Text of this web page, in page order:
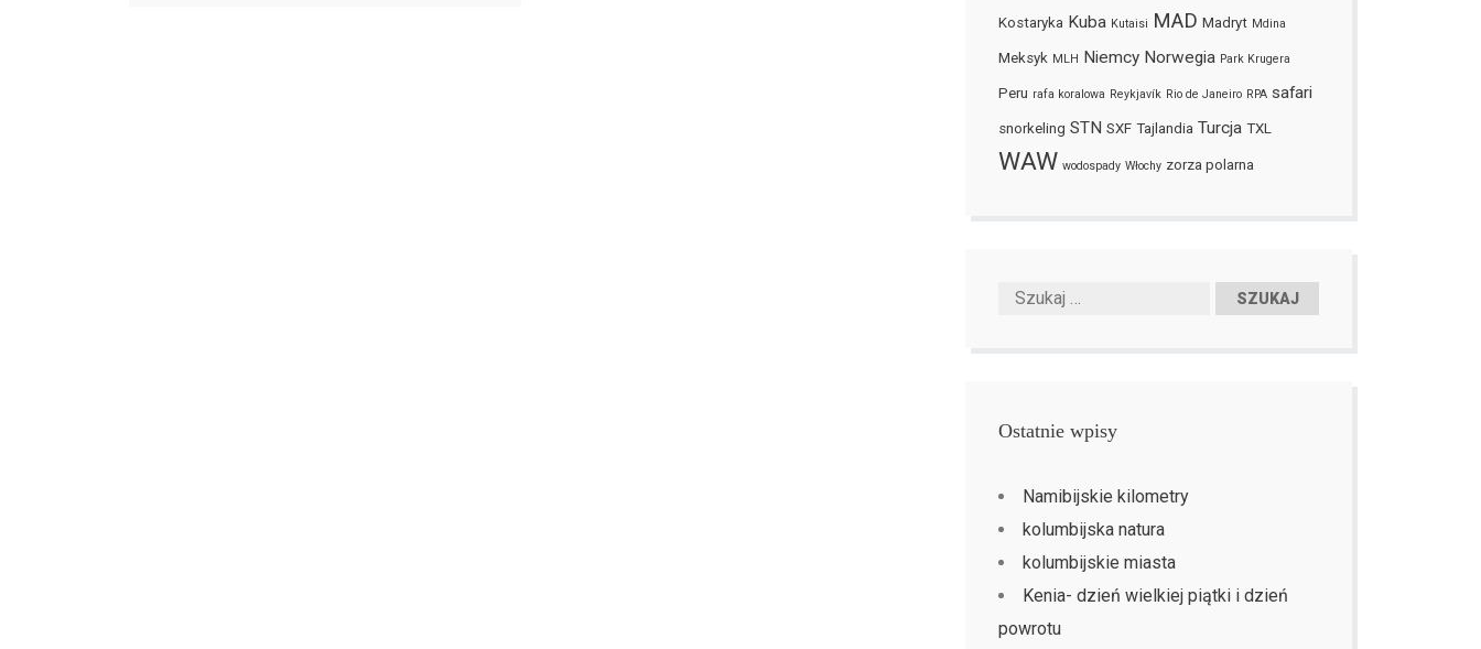
Kostaryka Kuba Kutaisi MAD Madryt Mdina
Meksyk MLH Niemcy Norwegia Park Krugera
Peru rafa koralowa Reykjavík Rio de Janeiro RPA safari
snorkeling STN SXF Tajlandia Turcja TXL
WAW wodospady Włochy zorza polarna
Ostatnie wpisy
Namibijskie kilometry
kolumbijska natura
kolumbijskie miasta
Kenia- dzień wielkiej piątki i dzień
powrotu